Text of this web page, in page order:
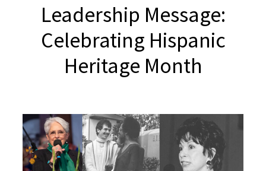
Leadership Message:
Celebrating Hispanic
Heritage Month